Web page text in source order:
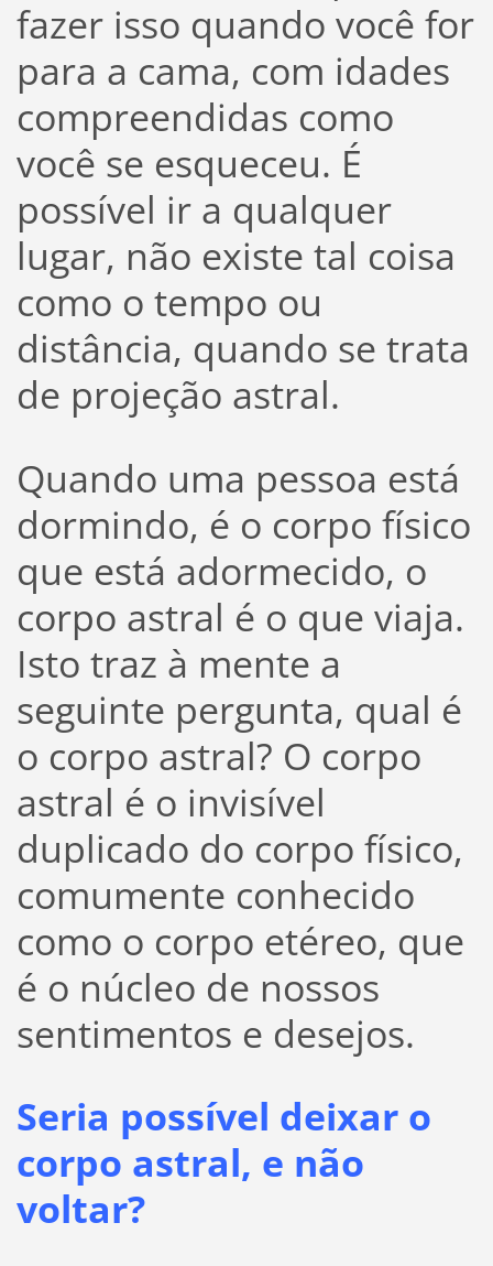
fazer isso quando você for
para a cama, com idades
compreendidas como
você se esqueceu. É
possível ir a qualquer
lugar, não existe tal coisa
como o tempo ou
distância, quando se trata
de projeção astral.
Quando uma pessoa está
dormindo, é o corpo físico
que está adormecido, o
corpo astral é o que viaja.
Isto traz à mente a
seguinte pergunta, qual é
o corpo astral? O corpo
astral é o invisível
duplicado do corpo físico,
comumente conhecido
como o corpo etéreo, que
é o núcleo de nossos
sentimentos e desejos.
Seria possível deixar o
corpo astral, e não
voltar?